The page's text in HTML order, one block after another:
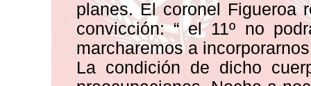
planes. El coronel Figueroa
convicción: “ el 11º no
marcharemos a
La condición de dicho